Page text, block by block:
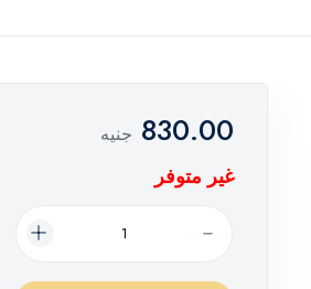
830.00 جنيه
غير متوفر